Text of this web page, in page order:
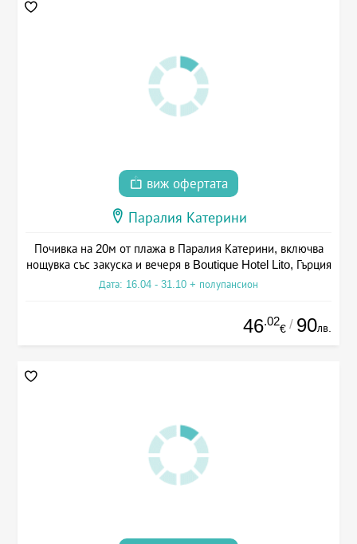
виж офертата
Паралия Катерини
Почивка на 20м от плажа в Паралия Катерини, включва
нощувка със закуска и вечеря в Boutique Hotel Lito, Гърция
Дата: 16.04 - 31.10 + полупансион
46.02
€ / 90лв.